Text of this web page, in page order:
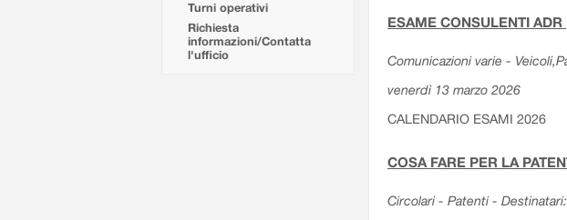
Turni operativi
Richiesta
informazioni/Contatta
l'ufficio
ESAME CONSULENTI ADR
Comunicazioni varie -
venerdì 13 marzo 2026
CALENDARIO ESAMI 2026
COSA FARE PER LA
Circolari - Patenti -